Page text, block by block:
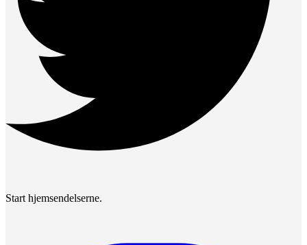
Start hjemsendelserne.